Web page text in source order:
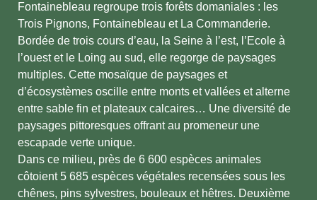
Fontainebleau regroupe trois forêts domaniales : les
Trois Pignons, Fontainebleau et La Commanderie.
Bordée de trois cours d’eau, la Seine à l’est, l’Ecole à
l’ouest et le Loing au sud, elle regorge de paysages
multiples. Cette mosaïque de paysages et
d’écosystèmes oscille entre monts et vallées et alterne
entre sable fin et plateaux calcaires… Une diversité de
paysages pittoresques offrant au promeneur une
escapade verte unique.
Dans ce milieu, près de 6 600 espèces animales
côtoient 5 685 espèces végétales recensées sous les
chênes, pins sylvestres, bouleaux et hêtres. Deuxième